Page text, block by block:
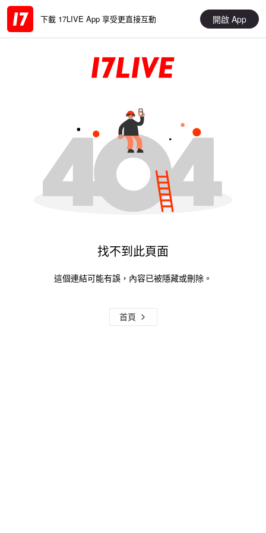
下載 17LIVE App 享受更直接互動 開啟 App
找不到此頁面
這個連結可能有誤，內容已被隱藏或刪除。
首頁